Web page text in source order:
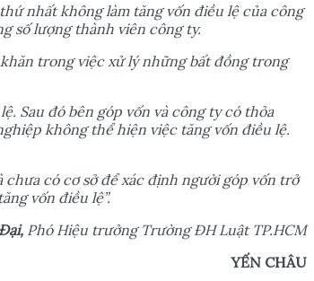
ứnhất không làm tăng vốn điều lệcủa công
sốlượng thành viên công ty.
trong việc xửlý những bất đồng trong
ệ. Sau đó bên góp vốn và công ty có thỏa
ệp không thểhiện việc tăng vốn điều lệ.
chưa có cơsởđểxác định người góp vốn trở
vốn điều lệ”.
ại, Phó Hiệu trưởng Trường ĐH Luật TP.HCM
YẾN CHÂU